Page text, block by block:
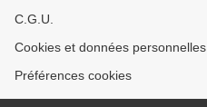
C.G.U.
Cookies et données personnelles
Préférences cookies